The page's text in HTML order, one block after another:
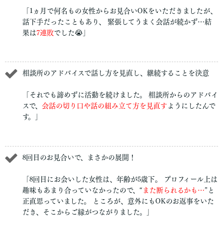
「1ヵ月で何名もの女性からお見合いOKをいただきましたが、
話下手だったこともあり、 緊張してうまく会話が続かず…結
果は7連敗でした😭」
相談所のアドバイスで話し方を見直し、継続することを決意
「それでも諦めずに活動を続けました。 相談所からのアドバイ
スで、 会話の切り口や話の組み立て方を見直す ようにしたんで
す。」
8回目のお見合いで、まさかの展開！
「8回目にお会いした女性は、年齢が5歳下。 プロフィール上は
趣味もあまり合っていなかったので、“ また断られるかも…”と
正直思っていました。 ところが、意外にもOKのお返事をいた
だき、そこからご縁がつながりました。」